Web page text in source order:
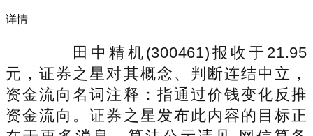
详情
田中精机(300461)报收于21.95
元，证券之星对其概念、判断连结中立，
资金流向名词注释：指通过价钱变化反推
资金流向。证券之星发布此内容的目标正